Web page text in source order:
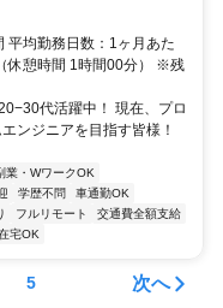
平均勤務日数：1ヶ月あた
休憩時間 1時間00分） ※残
代活躍中！ 現在、プロ
ンジニアを目指す皆様！
業・WワークOK
学歴不問
車通勤OK
フルリモート
交通費全額支給
宅OK
5 次へ